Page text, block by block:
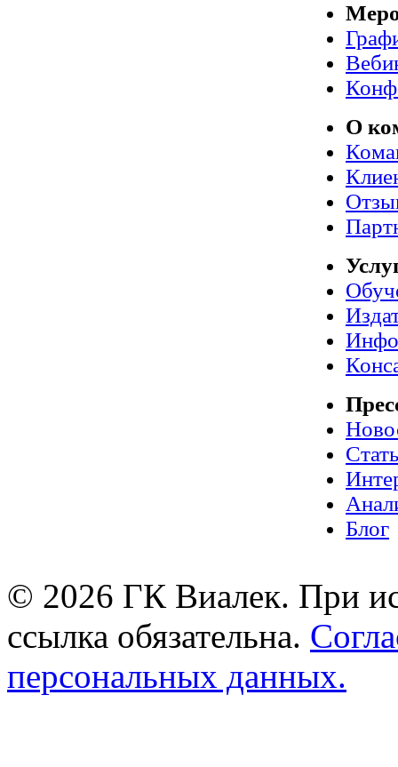
О
Блог
© 2026 ГК Виалек. При
ссылка обязательна.
персональных данных.